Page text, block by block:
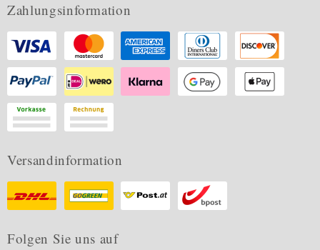
Zahlungsinformation
Versandinformation
Folgen Sie uns auf